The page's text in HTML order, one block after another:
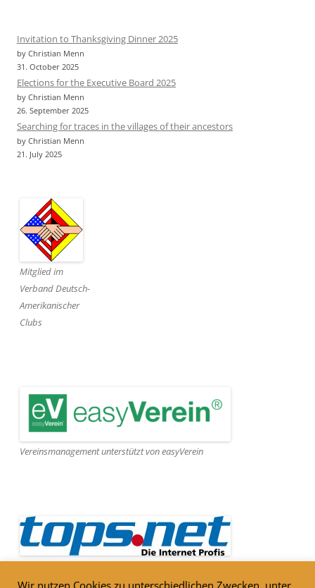
Invitation to Thanksgiving Dinner 2025
by Christian Menn
31. October 2025
Elections for the Executive Board 2025
by Christian Menn
26. September 2025
Searching for traces in the villages of their ancestors
by Christian Menn
21. July 2025
Mitglied im
Verband Deutsch-
Amerikanischer
Clubs
Vereinsmanagement unterstützt von easyVerein
Webseite gehostet von Tops.net
Wir nutzen Cookies zu unterschiedlichen Zwecken, unter